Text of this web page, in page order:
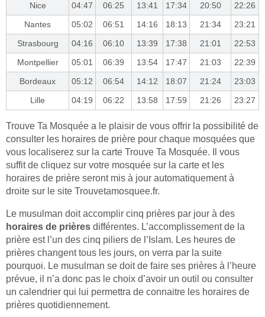
Nice
04:47 06:25 13:41 17:34 20:50
22:26
Nantes
05:02 06:51 14:16 18:13 21:34
23:21
Strasbourg
04:16 06:10 13:39 17:38 21:01
22:53
Montpellier
05:01 06:39 13:54 17:47 21:03
22:39
Bordeaux
05:12 06:54 14:12 18:07 21:24
23:03
Lille
04:19 06:22 13:58 17:59 21:26 23:27
Trouve Ta Mosquée a le plaisir de vous offrir la possibilité de
consulter les horaires de prière pour chaque mosquées que
vous localiserez sur la carte Trouve Ta Mosquée. Il vous
suffit de cliquez sur votre mosquée sur la carte et les
horaires de prière seront mis à jour automatiquement à
droite sur le site Trouvetamosquee.fr.
Le musulman doit accomplir cinq prières par jour à des
horaires de prières différentes. L’accomplissement de la
prière est l’un des cinq piliers de l’Islam. Les heures de
prières changent tous les jours, on verra par la suite
pourquoi. Le musulman se doit de faire ses prières à l’heure
prévue, il n’a donc pas le choix d’avoir un outil ou consulter
un calendrier qui lui permettra de connaitre les horaires de
prières quotidiennement.